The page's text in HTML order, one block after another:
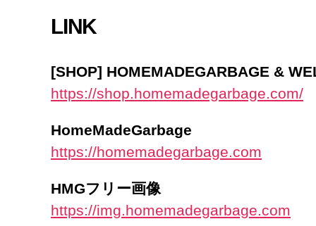
LINK
[SHOP] HOMEMADEGARBAGE &
https://shop.homemadegarbage.com/
HomeMadeGarbage
https://homemadegarbage.com
HMGフリー画像
https://img.homemadegarbage.com